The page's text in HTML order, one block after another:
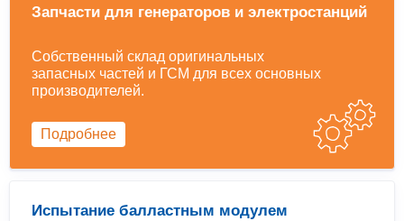
Запчасти для генераторов и электростанций
Собственный склад оригинальных
запасных частей и ГСМ для всех основных
производителей.
Подробнее
Испытание балластным модулем